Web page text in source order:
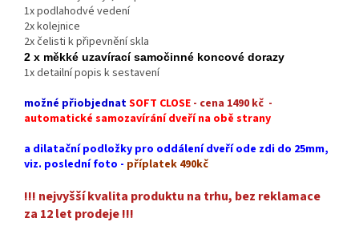
1x podlahodvé vedení
2x kolejnice
2x čelisti k připevnění skla
2 x měkké uzavírací samočinné koncové dorazy
1x detailní popis k sestavení
možné přiobjednatSOFT CLOSE - cena 1490 kč -
automatické samozavírání dveří na obě strany
a dilatační podložky pro oddálení dveří ode zdi do 25mm,
viz. poslední foto - příplatek 490kč
!!! nejvyšší kvalita produktu na trhu, bez reklamace
za 12 let prodeje !!!